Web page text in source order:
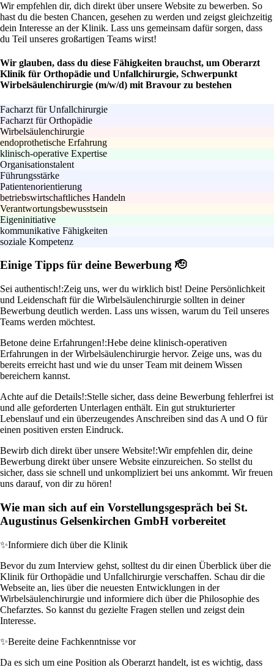
Wir empfehlen dir, dich direkt über unsere Website zu bewerben. So
hast du die besten Chancen, gesehen zu werden und zeigst gleichzeitig
dein Interesse an der Klinik. Lass uns gemeinsam dafür sorgen, dass
du Teil unseres großartigen Teams wirst!
Wir glauben, dass du diese Fähigkeiten brauchst, um Oberarzt
Klinik für Orthopädie und Unfallchirurgie, Schwerpunkt
Wirbelsäulenchirurgie (m/w/d) mit Bravour zu bestehen
Facharzt für Unfallchirurgie
Facharzt für Orthopädie
Wirbelsäulenchirurgie
endoprothetische Erfahrung
klinisch-operative Expertise
Organisationstalent
Führungsstärke
Patientenorientierung
betriebswirtschaftliches Handeln
Verantwortungsbewusstsein
Eigeninitiative
kommunikative Fähigkeiten
soziale Kompetenz
Einige Tipps für deine Bewerbung 🫡
Sei authentisch!:Zeig uns, wer du wirklich bist! Deine Persönlichkeit
und Leidenschaft für die Wirbelsäulenchirurgie sollten in deiner
Bewerbung deutlich werden. Lass uns wissen, warum du Teil unseres
Teams werden möchtest.
Betone deine Erfahrungen!:Hebe deine klinisch-operativen
Erfahrungen in der Wirbelsäulenchirurgie hervor. Zeige uns, was du
bereits erreicht hast und wie du unser Team mit deinem Wissen
bereichern kannst.
Achte auf die Details!:Stelle sicher, dass deine Bewerbung fehlerfrei ist
und alle geforderten Unterlagen enthält. Ein gut strukturierter
Lebenslauf und ein überzeugendes Anschreiben sind das A und O für
einen positiven ersten Eindruck.
Bewirb dich direkt über unsere Website!:Wir empfehlen dir, deine
Bewerbung direkt über unsere Website einzureichen. So stellst du
sicher, dass sie schnell und unkompliziert bei uns ankommt. Wir freuen
uns darauf, von dir zu hören!
Wie man sich auf ein Vorstellungsgespräch bei St.
Augustinus Gelsenkirchen GmbH vorbereitet
✨Informiere dich über die Klinik
Bevor du zum Interview gehst, solltest du dir einen Überblick über die
Klinik für Orthopädie und Unfallchirurgie verschaffen. Schau dir die
Webseite an, lies über die neuesten Entwicklungen in der
Wirbelsäulenchirurgie und informiere dich über die Philosophie des
Chefarztes. So kannst du gezielte Fragen stellen und zeigst dein
Interesse.
✨Bereite deine Fachkenntnisse vor
Da es sich um eine Position als Oberarzt handelt, ist es wichtig, dass